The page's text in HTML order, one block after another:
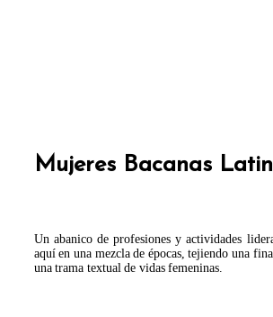
Mujeres Bacanas
Un abanico de profesiones y actividades
aquí en una mezcla de épocas, tejiendo una
una trama textual de vidas femeninas.